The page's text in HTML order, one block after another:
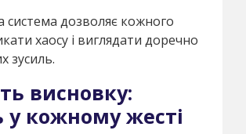
система дозволяє кожного
хаосу і виглядати доречно
зусиль.
висновку:
у кожному жесті